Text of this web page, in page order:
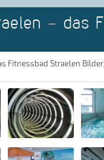
- das
Fitnessbad Straelen